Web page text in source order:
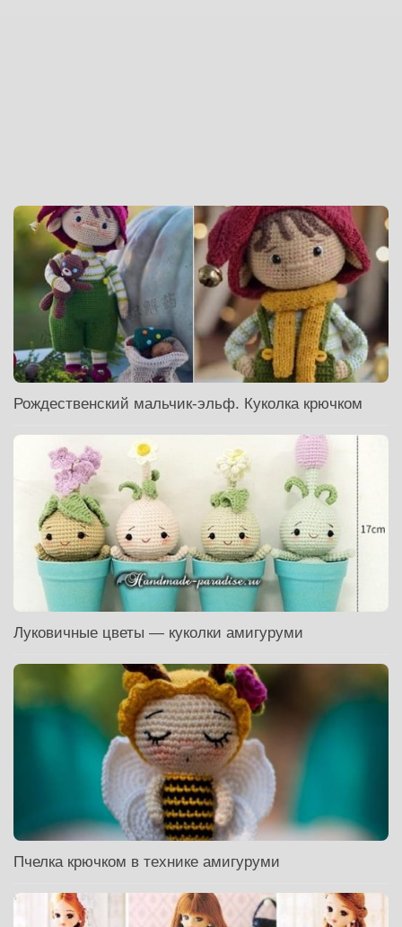
Рождественский мальчик-эльф. Куколка крючком
Луковичные цветы — куколки амигуруми
Пчелка крючком в технике амигуруми